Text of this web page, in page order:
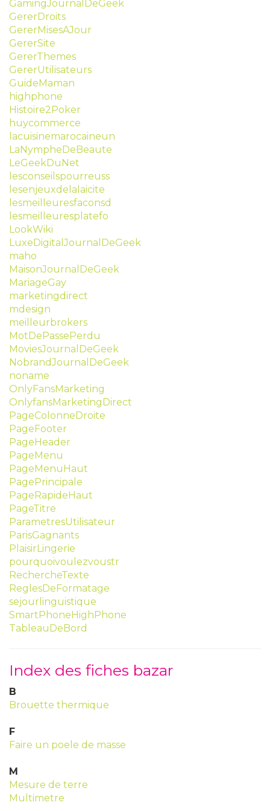
GamingJournalDeGeek
GererDroits
GererMisesAJour
GererSite
GererThemes
GererUtilisateurs
GuideMaman
highphone
Histoire2Poker
huycommerce
lacuisinemarocaineun
LaNympheDeBeaute
LeGeekDuNet
lesconseilspourreuss
lesenjeuxdelalaicite
lesmeilleuresfaconsd
lesmeilleuresplatefo
LookWiki
LuxeDigitalJournalDeGeek
maho
MaisonJournalDeGeek
MariageGay
marketingdirect
mdesign
meilleurbrokers
MotDePassePerdu
MoviesJournalDeGeek
NobrandJournalDeGeek
noname
OnlyFansMarketing
OnlyfansMarketingDirect
PageColonneDroite
PageFooter
PageHeader
PageMenu
PageMenuHaut
PagePrincipale
PageRapideHaut
PageTitre
ParametresUtilisateur
ParisGagnants
PlaisirLingerie
pourquoivoulezvoustr
RechercheTexte
ReglesDeFormatage
sejourlinguistique
SmartPhoneHighPhone
TableauDeBord
Index des fiches bazar
B
Brouette thermique
F
Faire un poele de masse
M
Mesure de terre
Multimetre